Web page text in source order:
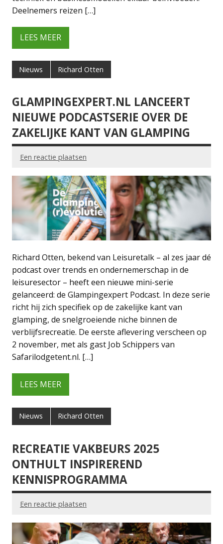
Deelnemers reizen […]
LEES MEER
Nieuws Richard Otten
GLAMPINGEXPERT.NL LANCEERT
NIEUWE PODCASTSERIE OVER DE
ZAKELIJKE KANT VAN GLAMPING
Een reactie plaatsen
Richard Otten, bekend van Leisuretalk – al zes jaar dé
podcast over trends en ondernemerschap in de
leisuresector – heeft een nieuwe mini-serie
gelanceerd: de Glampingexpert Podcast. In deze serie
richt hij zich specifiek op de zakelijke kant van
glamping, de snelgroeiende niche binnen de
verblijfsrecreatie. De eerste aflevering verscheen op
2 november, met als gast Job Schippers van
Safarilodgetent.nl. […]
LEES MEER
Nieuws Richard Otten
RECREATIE VAKBEURS 2025
ONTHULT INSPIREREND
KENNISPROGRAMMA
Een reactie plaatsen